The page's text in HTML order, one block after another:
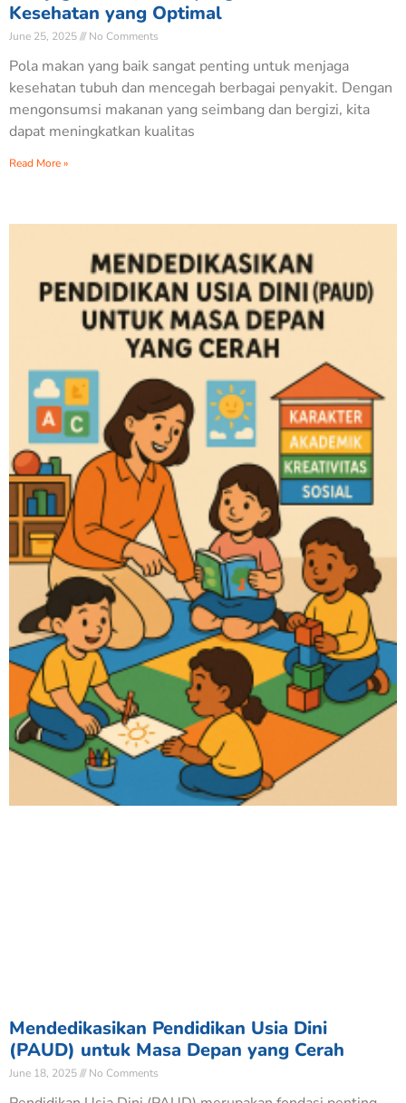
Kesehatan yang Optimal
June 25, 2025 No Comments
Pola makan yang baik sangat penting untuk menjaga
kesehatan tubuh dan mencegah berbagai penyakit. Dengan
mengonsumsi makanan yang seimbang dan bergizi, kita
dapat meningkatkan kualitas
Read More »
Mendedikasikan Pendidikan Usia Dini
(PAUD) untuk Masa Depan yang Cerah
June 18, 2025 No Comments